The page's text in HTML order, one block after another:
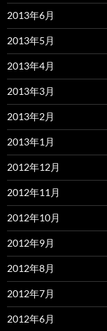
2013年6月
2013年5月
2013年4月
2013年3月
2013年2月
2013年1月
2012年12月
2012年11月
2012年10月
2012年9月
2012年8月
2012年7月
2012年6月